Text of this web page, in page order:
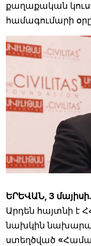
քաղաքական
համագումարի
ԵՐԵՎԱՆ, 3
Արդեն հայտնի է
նախկին
ստեղծված